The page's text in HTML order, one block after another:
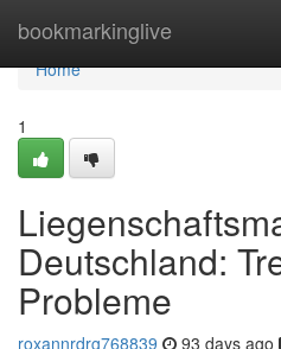
bookmarkinglive
Home
Home
1
Deutschland:
Probleme
roxannrdrg768839 93 days ago